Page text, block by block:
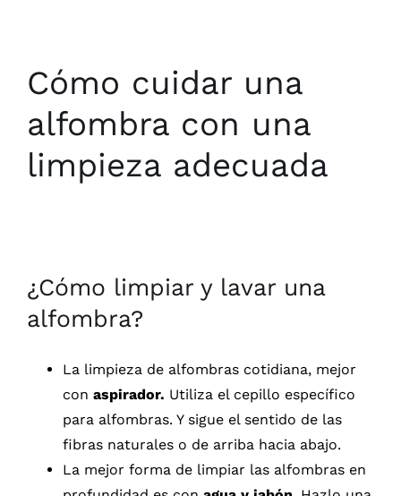
Cómo cuidar una
alfombra con una
limpieza adecuada
¿Cómo limpiar y lavar una
alfombra?
La limpieza de alfombras cotidiana, mejor
con aspirador. Utiliza el cepillo específico
para alfombras. Y sigue el sentido de las
fibras naturales o de arriba hacia abajo.
La mejor forma de limpiar las alfombras en